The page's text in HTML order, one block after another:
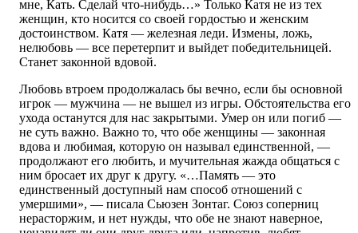
мне, Кать. Сделай что-нибудь…» Только Катя не из тех
женщин, кто носится со своей гордостью и женским
достоинством. Катя — железная леди. Измены, ложь,
нелюбовь — все перетерпит и выйдет победительницей.
Станет законной вдовой.
Любовь втроем продолжалась бы вечно, если бы основной
игрок — мужчина — не вышел из игры. Обстоятельства его
ухода останутся для нас закрытыми. Умер он или погиб —
не суть важно. Важно то, что обе женщины — законная
вдова и любимая, которую он называл единственной, —
продолжают его любить, и мучительная жажда общаться с
ним бросает их друг к другу. «…Память — это
единственный доступный нам способ отношений с
умершими», — писала Сьюзен Зонтаг. Союз соперниц
нерасторжим, и нет нужды, что обе не знают наверное,